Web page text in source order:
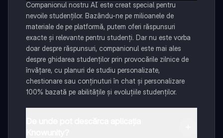
Companionul nostru AI este creat special pentru
nevoile studenților. Bazându-ne pe milioanele de
materiale de pe platformă, putem oferi răspunsuri
exacte și relevante pentru studenți. Dar nu este vorba
doar despre răspunsuri, companionul este mai ales
despre ghidarea studenților prin provocările zilnice de
învățare, cu planuri de studiu personalizate,
chestionare sau conținuturi în chat și personalizare
100% bazată pe abilitățile și evoluțiile studenților.